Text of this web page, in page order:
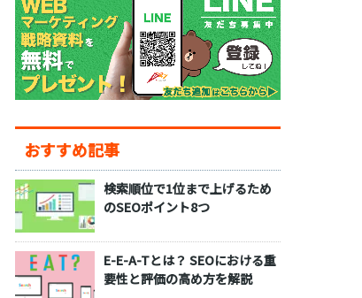
おすすめ記事
検索順位で1位まで上げるため
のSEOポイント8つ
E-E-A-Tとは？ SEOにおける重
要性と評価の高め方を解説